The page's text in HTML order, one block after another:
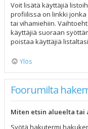
Voit lisätä käyttäjiä
profiilissa on linkki
tai vihamiehiin.
käyttäjiä suoraan
poistaa käyttäjiä
Ylös
Foorumilta
Miten etsin alueelta tai
Syötä hakutermi